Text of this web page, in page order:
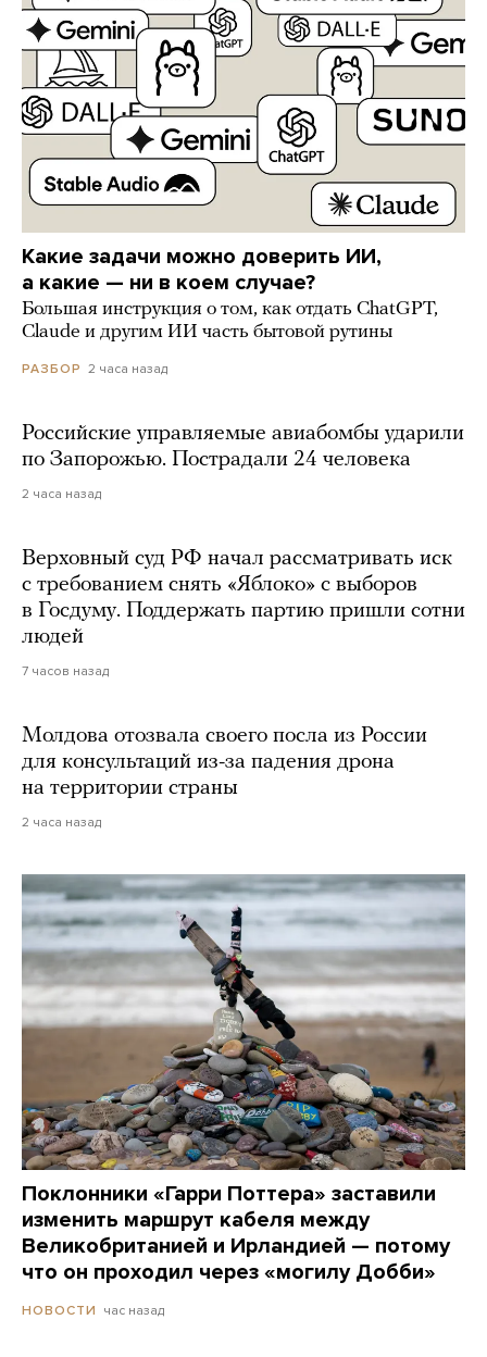
Какие задачи можно доверить ИИ,
а какие — ни в коем случае?
Большая инструкция о том, как отдать ChatGPT,
Claude и другим ИИ часть бытовой рутины
РАЗБОР 2 часа назад
Российские управляемые авиабомбы ударили
по Запорожью. Пострадали 24 человека
2 часа назад
Верховный суд РФ начал рассматривать иск
с требованием снять «Яблоко» с выборов
в Госдуму. Поддержать партию пришли сотни
людей
7 часов назад
Молдова отозвала своего посла из России
для консультаций из-за падения дрона
на территории страны
2 часа назад
Поклонники «Гарри Поттера» заставили
изменить маршрут кабеля между
Великобританией и Ирландией — потому
что он проходил через «могилу Добби»
НОВОСТИ час назад